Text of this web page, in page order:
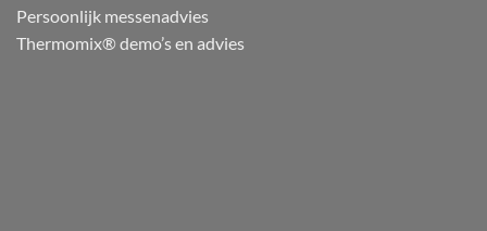
Persoonlijk messenadvies
Thermomix® demo’s en advies